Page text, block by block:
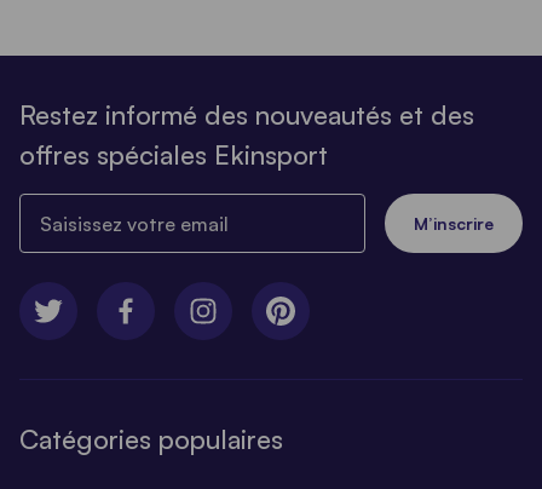
Restez informé des nouveautés et des
offres spéciales Ekinsport
M’inscrire
Catégories populaires